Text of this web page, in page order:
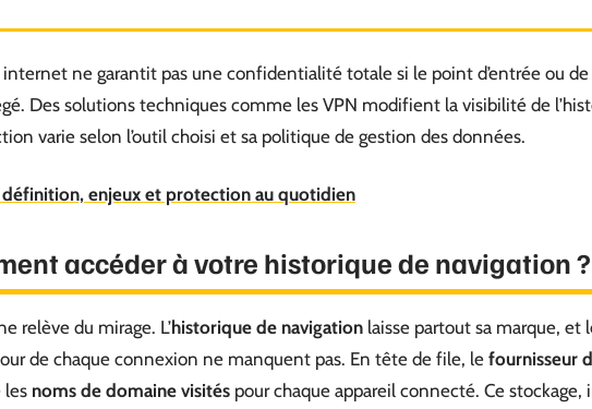
ne garantit pas une confidentialité totale si le point d’entrée ou
Des solutions techniques comme les VPN modifient la visibilité de
varie selon l’outil choisi et sa politique de gestion des données.
enjeux et protection au quotidien
accéder à votre historique de navigation ?
relève du mirage. L’historique de navigation laisse partout sa marque, et
de chaque connexion ne manquent pas. En tête de file, le fournisseur
les noms de domaine visités pour chaque appareil connecté. Ce stockage,